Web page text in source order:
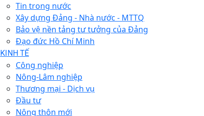
Tin trong nước
Xây dựng Đảng - Nhà nước - MTTQ
Bảo vệ nền tảng tư tưởng của Đảng
Đạo đức Hồ Chí Minh
KINH TẾ
Công nghiệp
Nông-Lâm nghiệp
Thương mại - Dịch vụ
Đầu tư
Nông thôn mới